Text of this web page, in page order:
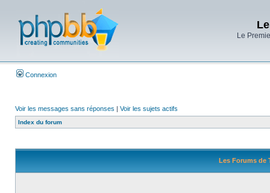
Le
Connexion
Voir les messages sans réponses | Voir les sujets actifs
Index du forum
Les Forums de